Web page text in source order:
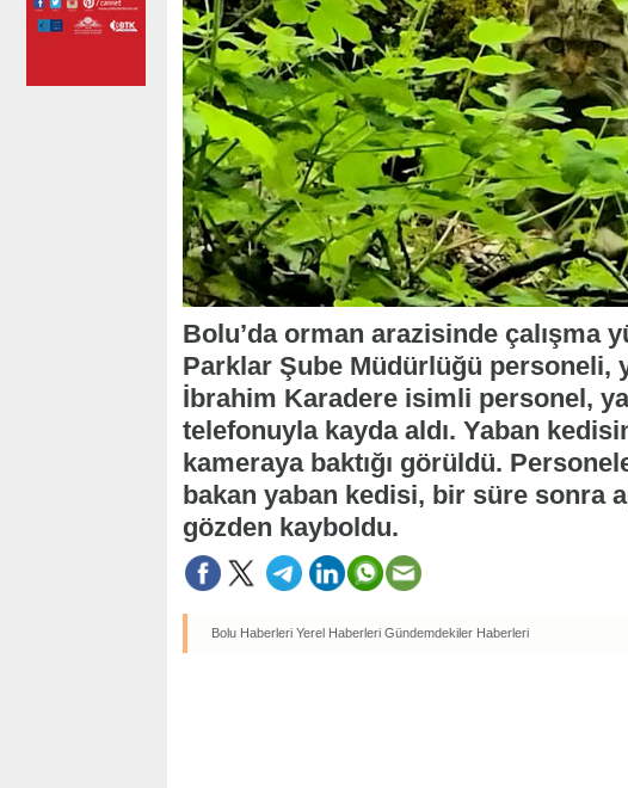
Bolu’da orman arazisinde çalışma
Parklar Şube Müdürlüğü personeli,
İbrahim Karadere isimli personel,
telefonuyla kayda aldı. Yaban
kameraya baktığı görüldü.
bakan yaban kedisi, bir süre sonra
gözden kayboldu.
Bolu Haberleri Yerel Haberleri Gündemdekiler Haberleri